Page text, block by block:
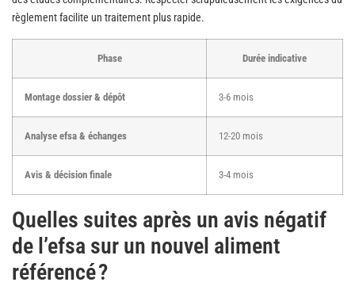
règlement facilite un traitement plus rapide.
Phase Durée indicative
Montage dossier & dépôt 3-6 mois
Analyse efsa & échanges 12-20 mois
Avis & décision finale 3-4 mois
Quelles suites après un avis négatif
de l’efsa sur un nouvel aliment
référencé ?